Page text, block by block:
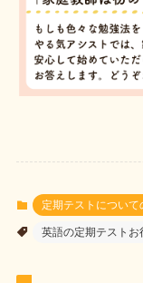
定期テストについて
英語の定期テストお